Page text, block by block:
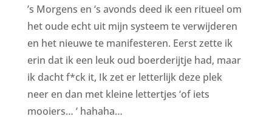
’s Morgens en ‘s avonds deed ik een ritueel om
het oude echt uit mijn systeem te verwijderen
en het nieuwe te manifesteren. Eerst zette ik
erin dat ik een leuk oud boerderijtje had, maar
ik dacht f*ck it, Ik zet er letterlijk deze plek
neer en dan met kleine lettertjes ‘of iets
mooiers… ‘ hahaha…